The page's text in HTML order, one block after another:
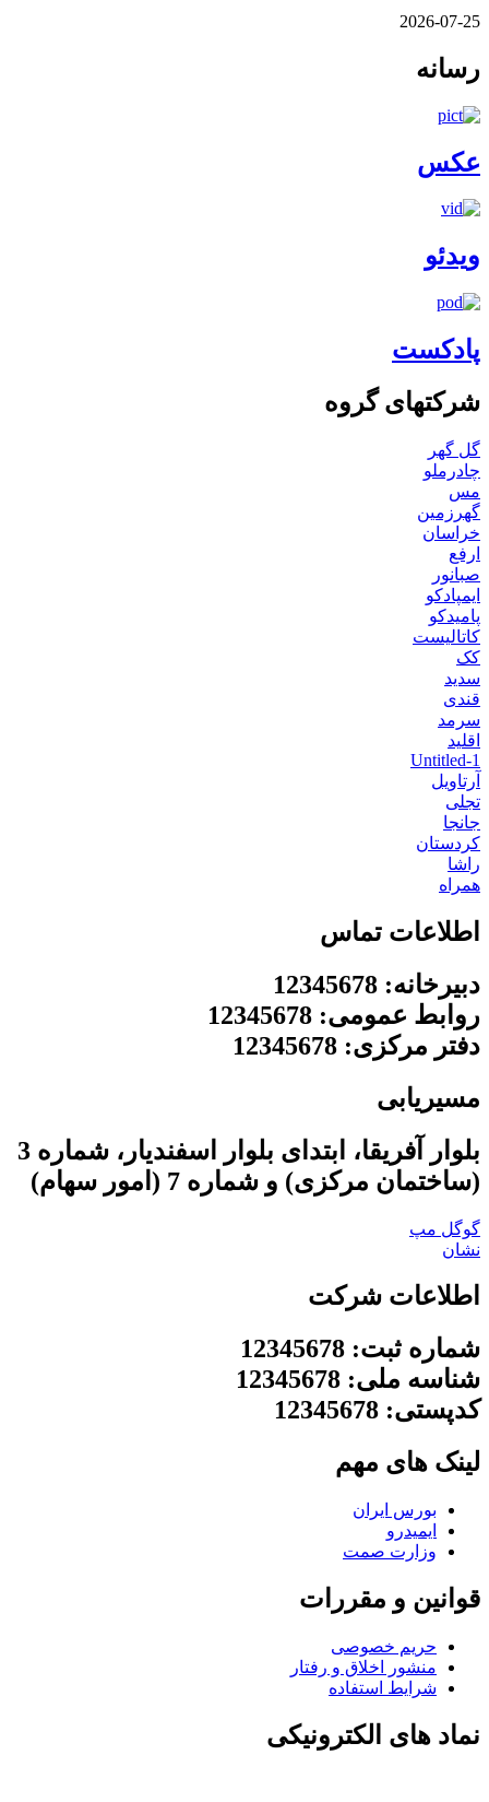
2026-07-25
رسانه
عکس
ویدئو
پادکست
شرکتهای گروه
گل گهر
چادرملو
مس
گهرزمین
خراسان
ارفع
صبانور
ایمپادکو
پامیدکو
کاتالیست
کک
سدید
قندی
سرمد
اقلید
Untitled-1
آرتاویل
تجلی
جانجا
کردستان
راشا
همراه
اطلاعات تماس
دبیرخانه: 12345678
روابط عمومی: 12345678
دفتر مرکزی: 12345678
مسیریابی
بلوار آفریقا، ابتدای بلوار اسفندیار، شماره 3
(ساختمان مرکزی) و شماره 7 (امور سهام)
گوگل مپ
نشان
اطلاعات شرکت
شماره ثبت: 12345678
شناسه ملی: 12345678
کدپستی: 12345678
لینک های مهم
بورس ایران
ایمیدرو
وزارت صمت
قوانین و مقررات
حریم خصوصی
منشور اخلاق و رفتار
شرایط استفاده
نماد های الکترونیکی